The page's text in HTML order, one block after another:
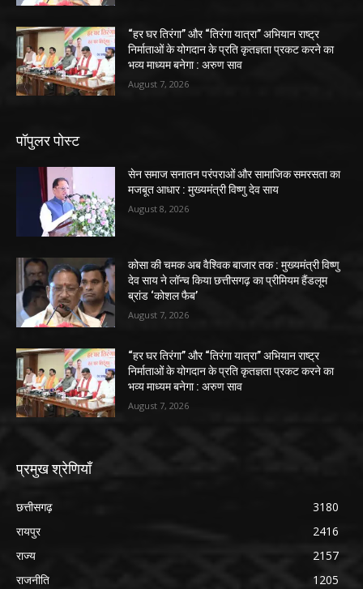
“हर घर तिरंगा” और “तिरंगा यात्रा” अभियान राष्ट्र
निर्माताओं के योगदान के प्रति कृतज्ञता प्रकट करने का
भव्य माध्यम बनेगा : अरुण साव
August 7, 2026
पॉपुलर पोस्ट
सेन समाज सनातन परंपराओं और सामाजिक समरसता का
मजबूत आधार : मुख्यमंत्री विष्णु देव साय
August 8, 2026
कोसा की चमक अब वैश्विक बाजार तक : मुख्यमंत्री विष्णु
देव साय ने लॉन्च किया छत्तीसगढ़ का प्रीमियम हैंडलूम
ब्रांड ‘कोशल फैब’
August 7, 2026
“हर घर तिरंगा” और “तिरंगा यात्रा” अभियान राष्ट्र
निर्माताओं के योगदान के प्रति कृतज्ञता प्रकट करने का
भव्य माध्यम बनेगा : अरुण साव
August 7, 2026
प्रमुख श्रेणियाँ
छत्तीसगढ़
3180
रायपुर
2416
राज्य
2157
राजनीति
1205